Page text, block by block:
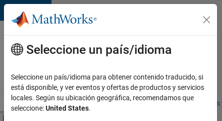
Saltar al contenido
Ofertas
de
empleo
MathWorks
Visión general Búsqueda de empleo Oficinas locales
Seleccione un país/idioma
Seleccione un país/idioma para obtener contenido traducido, si
está disponible, y ver eventos y ofertas de productos y servicios
locales. Según su ubicación geográfica, recomendamos que
seleccione:United States.